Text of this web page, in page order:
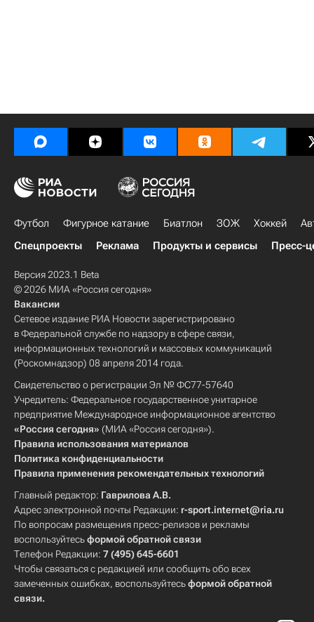
Футбол Фигурное катание Биатлон ЗОЖ Хоккей
Спецпроекты
Реклама Продукты и сервисы Пресс-
Версия 2023.1 Beta
© 2026 МИА «Россия сегодня»
Вакансии
Сетевое издание РИА Новости зарегистрировано
в Федеральной службе по надзору в сфере связи,
информационных технологий и массовых коммуникаций
(Роскомнадзор) 08 апреля 2014 года.
Свидетельство о регистрации Эл № ФС77-57640
Учредитель: Федеральное государственное унитарное
предприятие Международное информационное агентство
«Россия сегодня» (МИА «Россия сегодня»).
Правила использования материалов
Политика конфиденциальности
Правила применения рекомендательных технологий
Главный редактор: Гаврилова А.В.
Адрес электронной почты Редакции: r-sport.internet@ria.ru
По вопросам размещения пресс-релизов и рекламы
воспользуйтесьформой обратной связи
Телефон Редакции: 7 (495) 645-6601
Чтобы связаться с редакцией или сообщить обо всех
замеченных ошибках, воспользуйтесьформой обратной
связи.